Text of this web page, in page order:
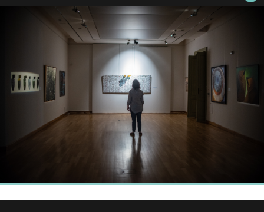
ELÉRHETŐSÉG
PALOTASÉTÁK ÉS VEZETÉSEK
KÖZÉRDEKŰ ADATOK